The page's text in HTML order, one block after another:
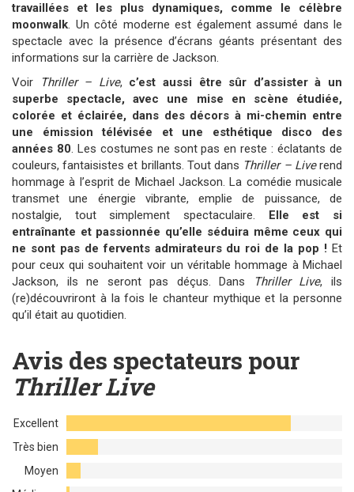
travaillées et les plus dynamiques, comme le célèbre
moonwalk. Un côté moderne est également assumé dans le
spectacle avec la présence d’écrans géants présentant des
informations sur la carrière de Jackson.
Voir
Thriller – Live, c’est aussi être sûr d’assister à un
superbe spectacle, avec une mise en scène étudiée,
colorée et éclairée, dans des décors à mi-chemin entre
une émission télévisée et une esthétique disco des
années 80. Les costumes ne sont pas en reste : éclatants de
couleurs, fantaisistes et brillants. Tout dans Thriller – Liverend
hommage à l’esprit de Michael Jackson. La comédie musicale
transmet une énergie vibrante, emplie de puissance, de
nostalgie, tout simplement spectaculaire. Elle est si
entraînante et passionnée qu’elle séduira même ceux qui
ne sont pas de fervents admirateurs du roi de la pop ! Et
pour ceux qui souhaitent voir un véritable hommage à Michael
Jackson, ils ne seront pas déçus. Dans
Thriller Live, ils
(re)découvriront à la fois le chanteur mythique et la personne
qu’il était au quotidien.
Avis des spectateurs pour
Thriller Live
Excellent
Très bien
Moyen